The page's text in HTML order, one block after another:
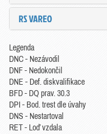
RS VAREO
Legenda
DNC - Nezávodil
DNF - Nedokončil
DNE - Def. diskvalifikace
BFD - DQ prav. 30.3
DPI - Bod. trest dle úvahy
DNS - Nestartoval
RET - Loď vzdala